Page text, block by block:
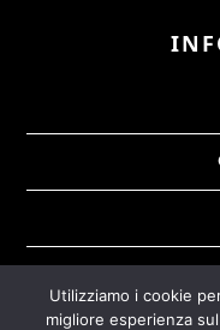
Utilizziamo i cookie
migliore esperienza